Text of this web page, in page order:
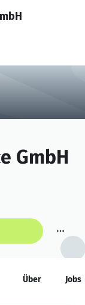
GmbH
Über Jobs